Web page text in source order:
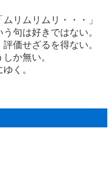
リムリムリ・・・」
句は好きではない。
価せざるを得ない。
か無い。
く。